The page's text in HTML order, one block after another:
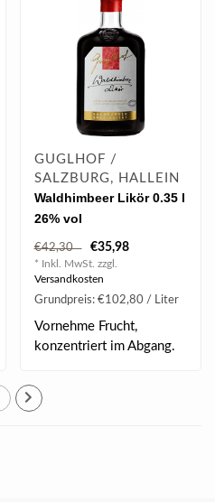
GUGLHOF /
SALZBURG, HALLEIN
Waldhimbeer Likör 0.35 l
26% vol
€42,30 €35,98
* Inkl. MwSt. zzgl.
Versandkosten
Grundpreis: €102,80 / Liter
Vornehme Frucht,
konzentriert im Abgang.